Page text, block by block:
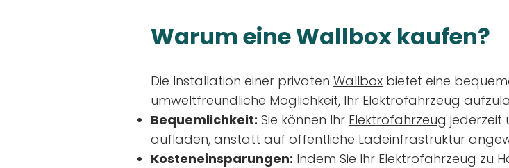
Warum eine Wallbox kaufen?
Die Installation einer privaten Wallbox bietet eine
umweltfreundliche Möglichkeit, Ihr Elektrofahrzeug
Bequemlichkeit: Sie können Ihr Elektrofahrzeug jederzeit
aufladen, anstatt auf öffentliche Ladeinfrastruktur
Kosteneinsparungen: Indem Sie Ihr Elektrofahrzeug zu